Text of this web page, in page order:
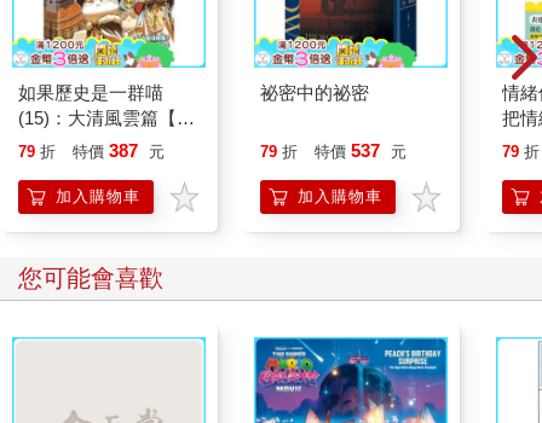
如果歷史是一群喵
(15)：大清風雲篇【萌
貓漫畫學歷史】
79 折 特價 387 元
加入購物車
祕密中的祕密
79 折 特價 537 元
加入購物車
情
把
誰
79 折
您可能會喜歡